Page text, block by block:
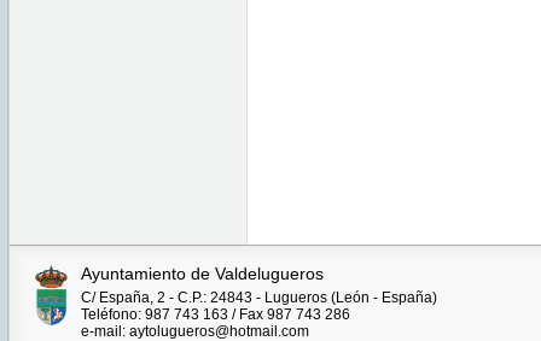
Ayuntamiento de Valdelugueros
C/ España, 2 - C.P.: 24843 - Lugueros (León - España)
Teléfono: 987 743 163 / Fax 987 743 286
e-mail: aytolugueros@hotmail.com